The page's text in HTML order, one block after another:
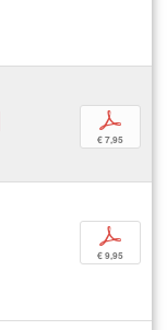
p
€ 7,95
p
€ 9,95